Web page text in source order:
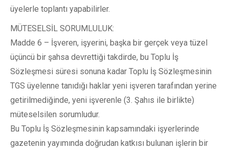
üyelerle toplantı yapabilirler.
MÜTESELSİL SORUMLULUK:
Madde 6 – İşveren, işyerini, başka bir gerçek veya tüzel
üçüncü bir şahsa devrettiği takdirde, bu Toplu İş
Sözleşmesi süresi sonuna kadar Toplu İş Sözleşmesinin
TGS üyelenne tanıdığı haklar yeni işveren tarafından yerine
getirilmediğinde, yeni işverenle (3. Şahıs ile birlikte)
müteselsilen sorumludur.
Bu Toplu İş Sözleşmesinin kapsamındaki işyerlerinde
gazetenin yayımında doğrudan katkısı bulunan işlerin bir